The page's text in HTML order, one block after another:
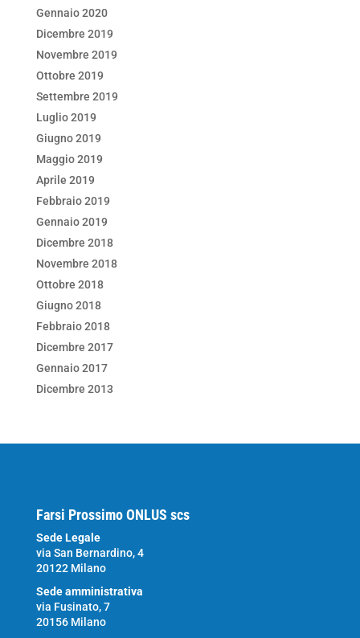
Gennaio 2020
Dicembre 2019
Novembre 2019
Ottobre 2019
Settembre 2019
Luglio 2019
Giugno 2019
Maggio 2019
Aprile 2019
Febbraio 2019
Gennaio 2019
Dicembre 2018
Novembre 2018
Ottobre 2018
Giugno 2018
Febbraio 2018
Dicembre 2017
Gennaio 2017
Dicembre 2013
Farsi Prossimo ONLUS scs
Sede Legale
via San Bernardino, 4
20122 Milano
Sede amministrativa
via Fusinato, 7
20156 Milano